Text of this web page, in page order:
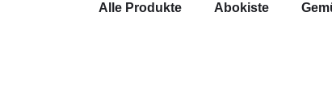
Alle Produkte Abokiste